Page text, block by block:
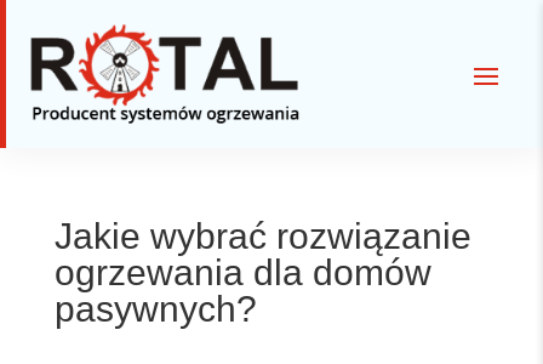
Jakie wybrać rozwiązanie
ogrzewania dla domów
pasywnych?